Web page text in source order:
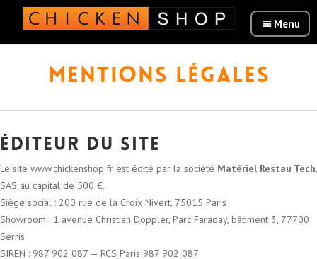
Mentions légales
Éditeur du site
Le site www.chickenshop.fr est édité par la société Matériel Restau Tech,
SAS au capital de 500 €.
Siège social : 200 rue de la Croix Nivert, 75015 Paris
Showroom : 1 avenue Christian Doppler, Parc Faraday, bâtiment 3, 77700
Serris
SIREN : 987 902 087 — RCS Paris 987 902 087